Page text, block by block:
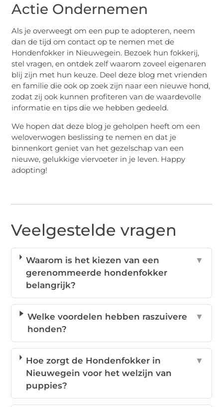
Actie Ondernemen
Als je overweegt om een pup te adopteren, neem
dan de tijd om contact op te nemen met de
Hondenfokker in Nieuwegein. Bezoek hun fokkerij,
stel vragen, en ontdek zelf waarom zoveel eigenaren
blij zijn met hun keuze. Deel deze blog met vrienden
en familie die ook op zoek zijn naar een nieuwe hond,
zodat zij ook kunnen profiteren van de waardevolle
informatie en tips die we hebben gedeeld.
We hopen dat deze blog je geholpen heeft om een
weloverwogen beslissing te nemen en dat je
binnenkort geniet van het gezelschap van een
nieuwe, gelukkige viervoeter in je leven. Happy
adopting!
Veelgestelde vragen
Waarom is het kiezen van een
gerenommeerde hondenfokker
belangrijk?
▼
Welke voordelen hebben raszuivere
honden?
▼
Hoe zorgt de Hondenfokker in
Nieuwegein voor het welzijn van
puppies?
▼